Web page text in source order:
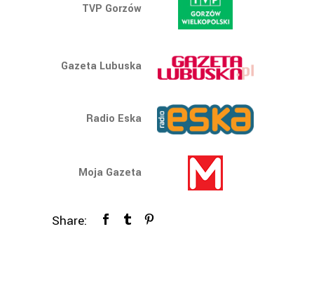
TVP Gorzów
Gazeta Lubuska
Radio Eska
Moja Gazeta
Share: